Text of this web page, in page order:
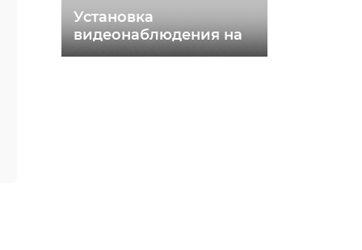
Установка
видеонаблюдения на
складе продукции